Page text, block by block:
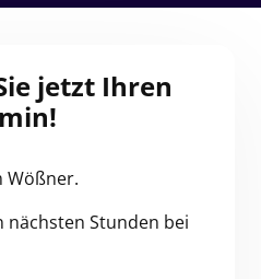
jetzt Ihren
Wößner.
nächsten Stunden bei